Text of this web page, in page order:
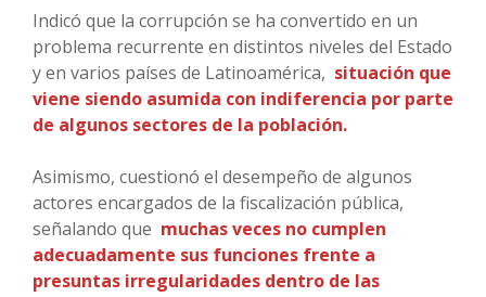
Indicó que la corrupción se ha convertido en un
problema recurrente en distintos niveles del Estado
y en varios países de Latinoamérica, situación que
viene siendo asumida con indiferencia por parte
de algunos sectores de la población.
Asimismo, cuestionó el desempeño de algunos
actores encargados de la fiscalización pública,
señalando que muchas veces no cumplen
adecuadamente sus funciones frente a
presuntas irregularidades dentro de las